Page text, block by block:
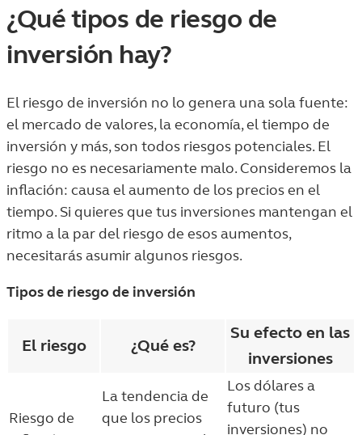
¿Qué tipos de riesgo de
inversión hay?
El riesgo de inversión no lo genera una sola fuente:
el mercado de valores, la economía, el tiempo de
inversión y más, son todos riesgos potenciales. El
riesgo no es necesariamente malo. Consideremos la
inflación: causa el aumento de los precios en el
tiempo. Si quieres que tus inversiones mantengan el
ritmo a la par del riesgo de esos aumentos,
necesitarás asumir algunos riesgos.
Tipos de riesgo de inversión
El riesgo ¿Qué es?
Su efecto en las
inversiones
Riesgo de
La tendencia de
que los precios
Los dólares a
futuro (tus
inversiones) no